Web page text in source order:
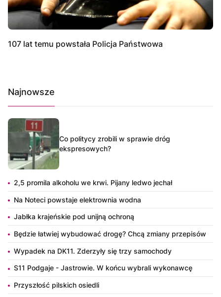
107 lat temu powstała Policja Państwowa
Najnowsze
Co politycy zrobili w sprawie dróg
ekspresowych?
2,5 promila alkoholu we krwi. Pijany ledwo jechał
Na Noteci powstaje elektrownia wodna
Jabłka krajeńskie pod unijną ochroną
Będzie łatwiej wybudować drogę? Chcą zmiany przepisów
Wypadek na DK11. Zderzyły się trzy samochody
S11 Podgaje - Jastrowie. W końcu wybrali wykonawcę
Przyszłość pilskich osiedli